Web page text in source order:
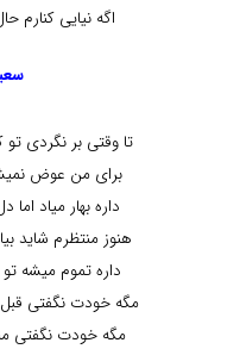
اگه نیایی کنارم
تا وقتی بر نگردی
برای من عوض
داره بهار میاد
هنوز منتظرم شاید
داره تموم میشه
مگه خودت نگفتی
مگه خودت نگفتی